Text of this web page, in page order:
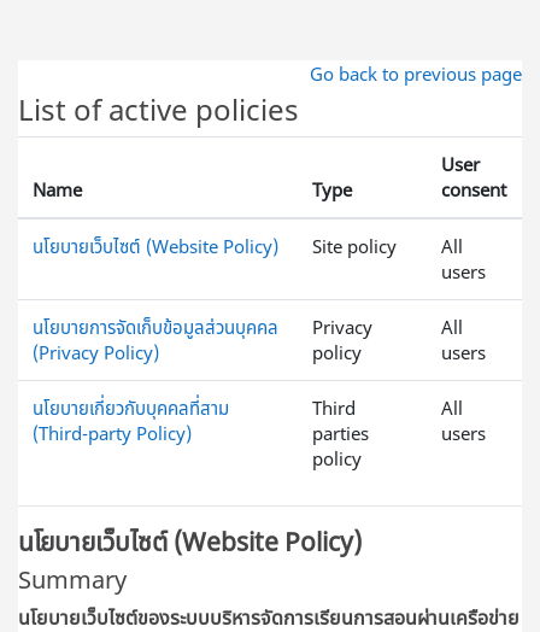
Go back to previous page
List of active policies
Name Type
User
consent
นโยบายเว็บไซต์ (Website Policy) Site policy
All
users
นโยบายการจัดเก็บข้อมูลส่วนบุคคล
(Privacy Policy)
Privacy
policy
All
users
นโยบายเกี่ยวกับบุคคลที่สาม
(Third-party Policy)
Third
parties
policy
All
users
นโยบายเว็บไซต์ (Website Policy)
Summary
นโยบายเว็บไซต์ของระบบบริหารจัดการเรียนการสอนผ่านเครือข่าย